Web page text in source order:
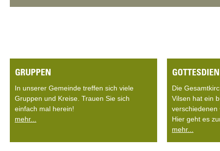
In unserer Gemeinde treffen sich viele
Gruppen und Kreise. Trauen Sie sich
einfach mal herein!
mehr...
Die
Vilsen hat ein
verschiedenen
Hier geht es
mehr...